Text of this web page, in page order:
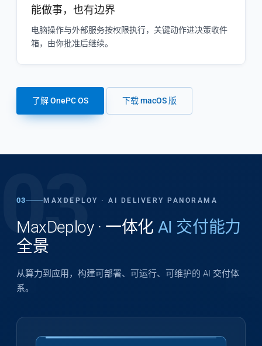
能做事，也有边界
电脑操作与外部服务按权限执行，关键动作进决策收件
箱，由你批准后继续。
了解 OnePC OS 下载 macOS 版
03
03 MAXDEPLOY · AI DELIVERY PANORAMA
MaxDeploy · 一体化 AI 交付能力
全景
从算力到应用，构建可部署、可运行、可维护的 AI 交付体
系。